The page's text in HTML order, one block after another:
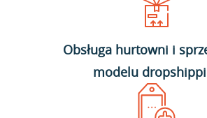
Obsługa hurtowni i
modelu